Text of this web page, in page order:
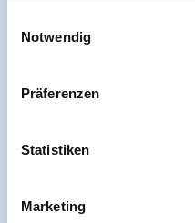
Cookies, wenn Sie unsere
Notwendig
Präferenzen
Statistiken
Marketing
Jobs